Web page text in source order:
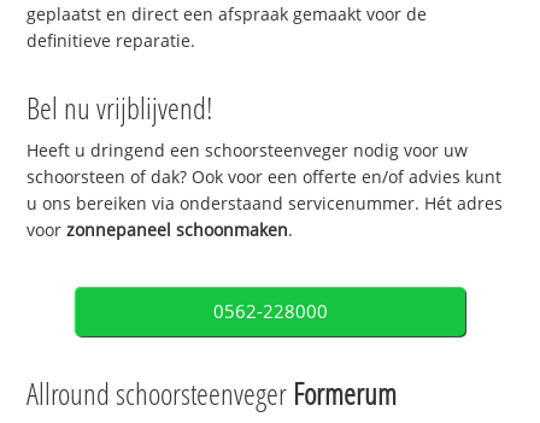
geplaatst en direct een afspraak gemaakt voor de
definitieve reparatie.
Bel nu vrijblijvend!
Heeft u dringend een schoorsteenveger nodig voor uw
schoorsteen of dak? Ook voor een offerte en/of advies kunt
u ons bereiken via onderstaand servicenummer. Hét adres
voorzonnepaneel schoonmaken.
0562-228000
Allround schoorsteenveger Formerum